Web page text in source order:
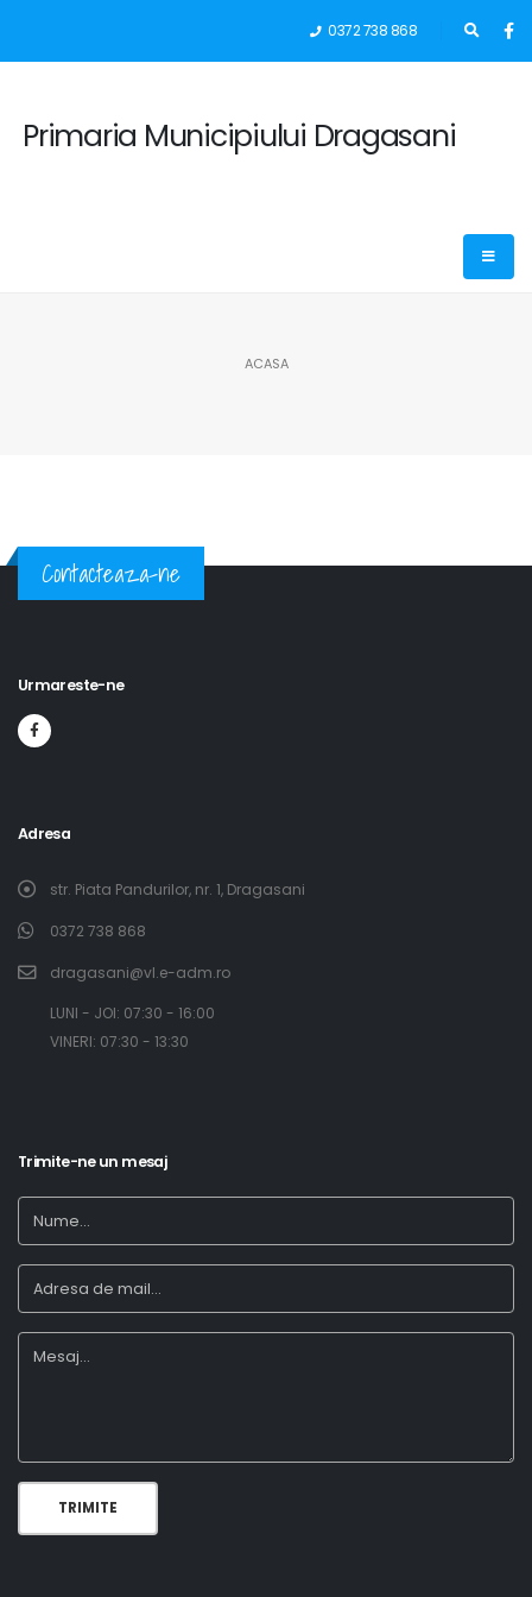
0372 738 868
Primaria Municipiului Dragasani
ACASA
Contacteaza-ne
Urmareste-ne
Adresa
str. Piata Pandurilor, nr. 1, Dragasani
0372 738 868
dragasani@vl.e-adm.ro
​LUNI - JOI: 07:30 - 16:00
​ VINERI: 07:30 - 13:30
Trimite-ne un mesaj
TRIMITE